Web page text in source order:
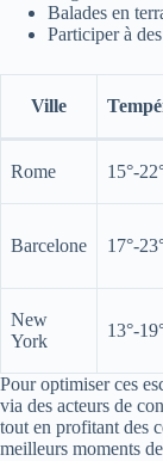
Balades en
Participer à
Ville
Rome 15°-
Barcelone 17°-
New
York
13°-
Pour optimiser ces
via des acteurs de
tout en profitant des
meilleurs moments